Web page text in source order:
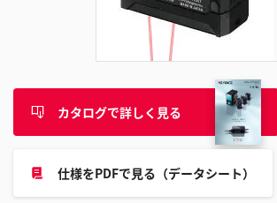
カタログで詳しく見る
仕様をPDFで見る（データシート）